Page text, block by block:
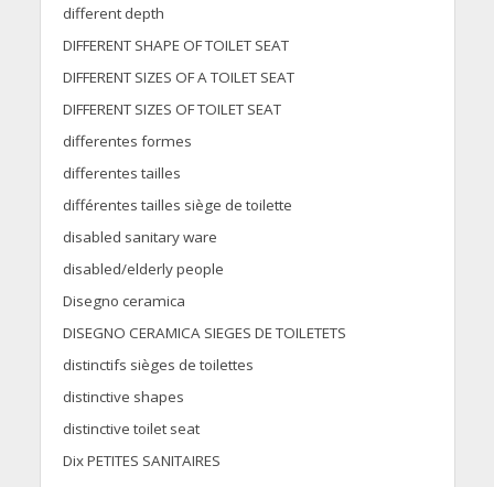
different depth
DIFFERENT SHAPE OF TOILET SEAT
DIFFERENT SIZES OF A TOILET SEAT
DIFFERENT SIZES OF TOILET SEAT
differentes formes
differentes tailles
différentes tailles siège de toilette
disabled sanitary ware
disabled/elderly people
Disegno ceramica
DISEGNO CERAMICA SIEGES DE TOILETETS
distinctifs sièges de toilettes
distinctive shapes
distinctive toilet seat
Dix PETITES SANITAIRES